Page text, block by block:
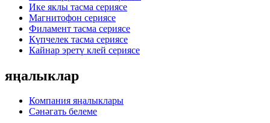
Ике яклы тасма сериясе
Магнитофон сериясе
Филамент тасма сериясе
Күпчелек тасма сериясе
Кайнар эретү клей сериясе
яңалыклар
Компания яңалыклары
Сәнәгать белеме